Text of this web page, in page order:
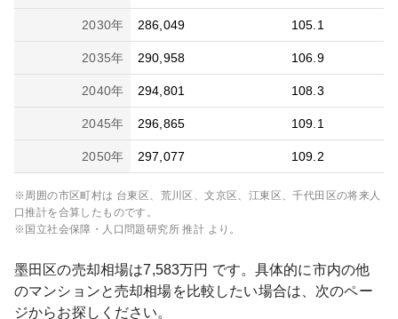
2030年 286,049 105.1
2035年 290,958 106.9
2040年 294,801 108.3
2045年 296,865 109.1
2050年 297,077 109.2
※周囲の市区町村は 台東区、荒川区、文京区、江東区、千代田区の将来人
口推計を合算したものです。
※国立社会保障・人口問題研究所 推計 より。
墨田区の売却相場は7,583万円 です。具体的に市内の他
のマンションと売却相場を比較したい場合は、次のペー
ジからお探しください。